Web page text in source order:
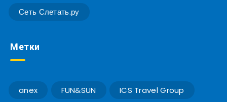
Сеть Слетать.ру
Метки
anex FUN&SUN ICS Travel Group